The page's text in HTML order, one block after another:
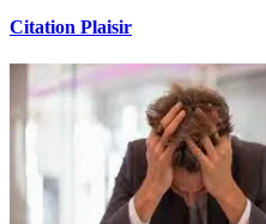
Citation Plaisir